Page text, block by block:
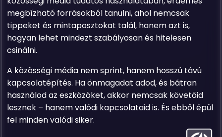
megbízható forrásokból tanulni, ahol nemcsak
tippeket és mintaposztokat talál, hanem azt is,
hogyan lehet mindezt szabályosan és hitelesen
csinálni.
A közösségi média nem sprint, hanem hosszú távú
kapcsolatépítés. Ha önmagadat adod, és bátran
használod az eszközöket, akkor nemcsak követőid
lesznek – hanem valódi kapcsolataid is. És ebből épül
fel minden valódi siker.